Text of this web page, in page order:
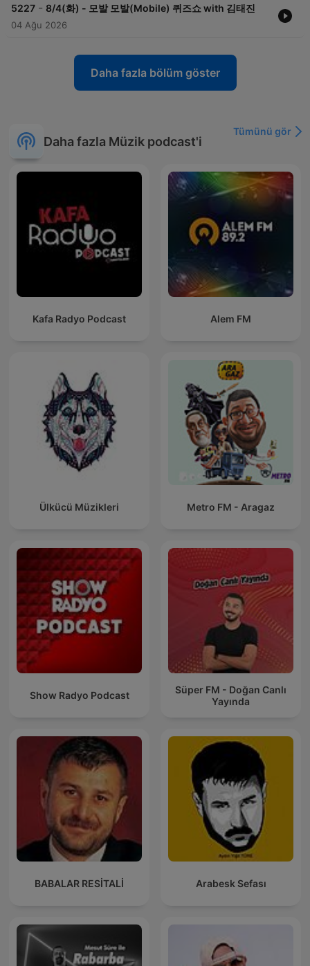
5227 - 8/4(화) - 모발 모발(Mobile) 퀴즈쇼 with 김태진
04 Ağu 2026
Daha fazla bölüm göster
Daha fazla Müzik podcast'i
Tümünü gör
Kafa Radyo Podcast Alem FM
Ülkücü Müzikleri Metro FM - Aragaz
Show Radyo Podcast
Süper FM - Doğan Canlı
Yayında
BABALAR RESİTALİ Arabesk Sefası